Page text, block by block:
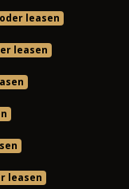
leasen
leasen
leasen